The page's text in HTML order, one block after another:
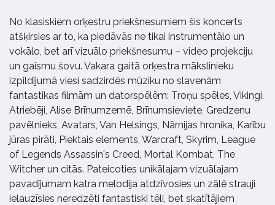
No klasiskiem orķestru priekšnesumiem šis koncerts
atšķirsies ar to, ka piedāvās ne tikai instrumentālo un
vokālo, bet arī vizuālo priekšnesumu – video projekciju
un gaismu šovu. Vakara gaitā orķestra mākslinieku
izpildījumā viesi sadzirdēs mūziku no slavenām
fantastikas filmām un datorspēlēm: Troņu spēles, Vikingi,
Atriebēji, Alise Brīnumzemē, Brīnumsieviete, Gredzenu
pavēlnieks, Avatars, Van Helsings, Nārnijas hronika, Karību
jūras pirāti, Piektais elements, Warcraft, Skyrim, League
of Legends Assassin's Creed, Mortal Kombat, The
Witcher un citās. Pateicoties unikālajam vizuālajam
pavadījumam katra melodija atdzīvosies un zālē strauji
ielauzīsies neredzēti fantastiski tēli, bet skatītājiem